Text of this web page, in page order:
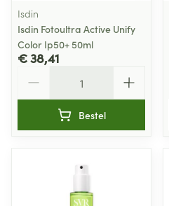
Isdin
Isdin Fotoultra Active Unify
Color Ip50+ 50ml
€ 38,41
Bestel